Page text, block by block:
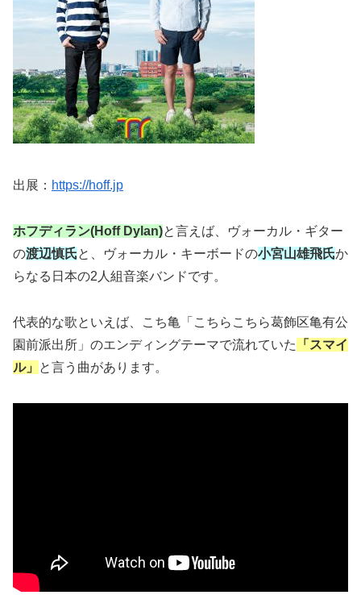
出展： https://hoff.jp
ホフディラン(Hoff Dylan)と言えば、ヴォーカル・ギター
の渡辺慎氏と、ヴォーカル・キーボードの小宮山雄飛氏か
らなる日本の2 人組音楽バンドです。
代表的な歌といえば、こち亀「こちらこちら葛飾区亀有公
園前派出所」のエンディングテーマで流れていた
「スマイ
ル」
と言う曲があります。